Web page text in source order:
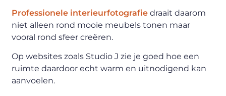
Professionele interieurfotografie draait daarom
niet alleen rond mooie meubels tonen maar
vooral rond sfeer creëren.
Op websites zoals Studio J zie je goed hoe een
ruimte daardoor echt warm en uitnodigend kan
aanvoelen.